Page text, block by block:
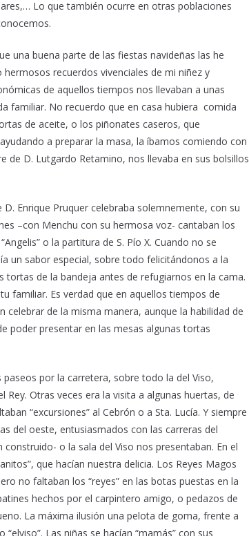
Lo que también ocurre en otras poblaciones
una buena parte de las fiestas navideñas las he
recuerdos vivenciales de mi niñez y
de aquellos tiempos nos llevaban a unas
familiar. No recuerdo que en casa hubiera comida
de aceite, o los piñonates caseros, que
a preparar la masa, la íbamos comiendo con
de D. Lutgardo Retamino, nos llevaba en sus bolsillos
Enrique Pruquer celebraba solemnemente, con su
–con Menchu con su hermosa voz- cantaban los
o la partitura de S. Pío X. Cuando no se
un sabor especial, sobre todo felicitándonos a la
de la bandeja antes de refugiarnos en la cama.
familiar. Es verdad que en aquellos tiempos de
celebrar de la misma manera, aunque la habilidad de
poder presentar en las mesas algunas tortas
por la carretera, sobre todo la del Viso,
Otras veces era la visita a algunas huertas, de
“excursiones” al Cebrón o a Sta. Lucía. Y siempre
del oeste, entusiasmados con las carreras del
o la sala del Viso nos presentaban. En el
que hacían nuestra delicia. Los Reyes Magos
no faltaban los “reyes” en las botas puestas en la
hechos por el carpintero amigo, o pedazos de
La máxima ilusión una pelota de goma, frente a
Las niñas se hacían “mamás” con sus